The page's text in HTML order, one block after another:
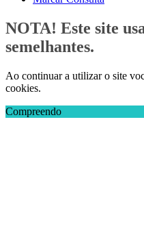
NOTA! Este site
semelhantes.
Ao continuar a utilizar o site
cookies.
Compreendo